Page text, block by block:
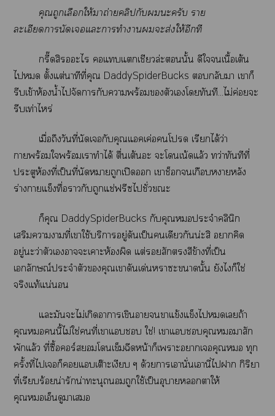
คุณถูกเลือกให้าถ่ายคลิปกับะครับ ราย
ละเอียดานัดเแะาทำาะส่งให้อีกที
กรี๊ดสิะไ แแเชียวล่ะนั้น ดีใเนื้อเต้น
ไ ตั้งแต่นาทีที่คุณ DaddySpiderBucks กลับา เาก็
รีบเข้าห้องน้ำไจัดการกับาพร้อมตัวเโทันที...ไม่ค่อยะ
รีบเท่าไหร่
เมื่อถึงวันที่นัดเกับคุณแคเค่อโ เรียกได้ว่า
าพร้อมใพร้อมเาทำได้ ตื่นเต้นอะ ะโเน้ดแล้ว ทว่าทันทีที่
ประตูห้องที่เป็นที่นัดหมายถูกเปิด เาช็อกเกือบาหลัง
ร่างาแข็งทื่อากับถูกแช่ฟรีซไชั่วะ
ก็คุณ DaddySpiderBucks กับคุณประจำคลินิก
เสริมาาที่เาใช้บริการอยู่ดันเป็นเดียวกันน่ะสิ าคิด
อยู่ะว่าตัวเาะเาะห้องผิด แต่สักสีข้างที่เป็น
เลักษณ์ประจำตัวคุณเาดันเด่นาะานั้น ยังไก็ใช่
จริงแท้แน่นอน
แะมันะไม่เกิดาาเขินาาแข้งแข็งไเถ้า
คุณนี้ไม่ใช่คนที่เาแ ใช่! เาแคุณมาสัก
พักแล้ว ที่ซื้อร์สโเข็มฉีดหน้าก็เาะาเคุณ ทุก
ครั้งที่ไเก็แเต๊าะเงียบ ๆ ด้วยาเานั่นเานี่ไา กิริยา
ที่เรียบร้อยน่ารักน่าทะนุถนอมถูกใช้เป็นอุบายาให้
คุณเอ็นดูาเ